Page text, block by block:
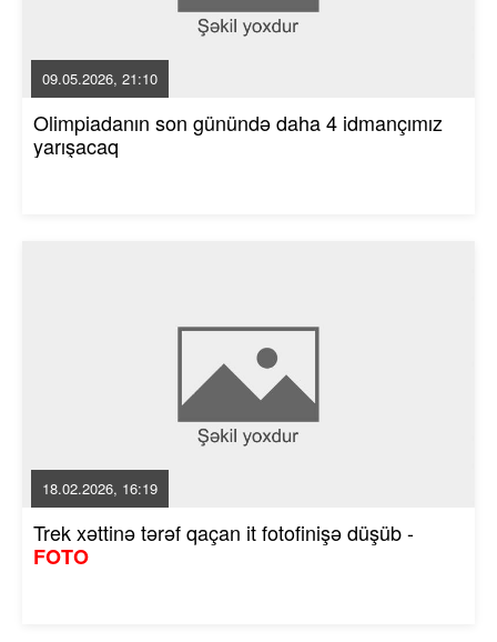
09.05.2026, 21:10
Olimpiadanın son günündə daha 4 idmançımız
yarışacaq
18.02.2026, 16:19
Trek xəttinə tərəf qaçan it fotofinişə düşüb -
FOTO